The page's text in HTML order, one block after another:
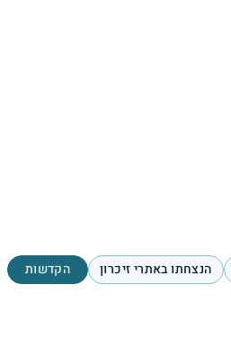
הנצחתו באתרי זיכרון הקדשות